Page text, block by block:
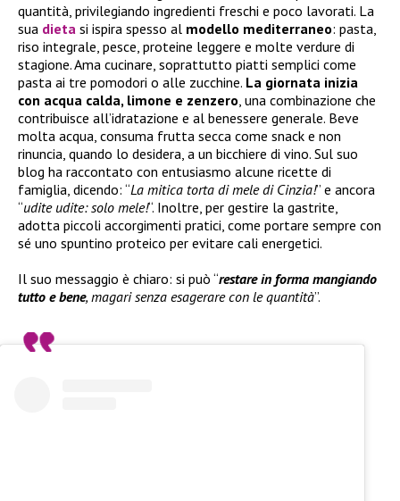
quantità, privilegiando ingredienti freschi e poco lavorati. La
sua dieta si ispira spesso al modello mediterraneo: pasta,
riso integrale, pesce, proteine leggere e molte verdure di
stagione. Ama cucinare, soprattutto piatti semplici come
pasta ai tre pomodori o alle zucchine. La giornata inizia
con acqua calda, limone e zenzero, una combinazione che
contribuisce all’idratazione e al benessere generale. Beve
molta acqua, consuma frutta secca come snack e non
rinuncia, quando lo desidera, a un bicchiere di vino. Sul suo
blog ha raccontato con entusiasmo alcune ricette di
famiglia, dicendo: “La mitica torta di mele di Cinzia!” e ancora
“udite udite: solo mele!“. Inoltre, per gestire la gastrite,
adotta piccoli accorgimenti pratici, come portare sempre con
sé uno spuntino proteico per evitare cali energetici.
Il suo messaggio è chiaro: si può “restare in forma mangiando
tutto e bene, magari senza esagerare con le quantità”.